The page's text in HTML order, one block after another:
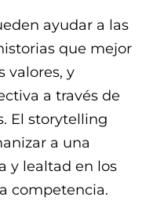
ayudar a las
que mejor
valores, y
a través de
El storytelling
a una
y lealtad en los
competencia.